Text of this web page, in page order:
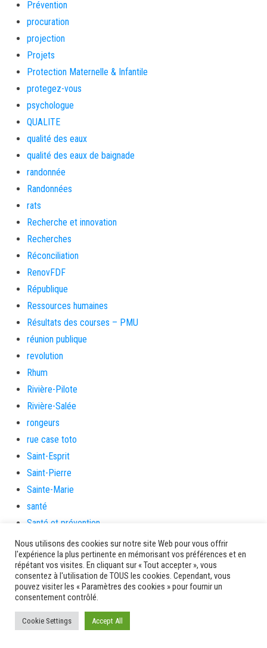
Prévention
procuration
projection
Projets
Protection Maternelle & Infantile
protegez-vous
psychologue
QUALITE
qualité des eaux
qualité des eaux de baignade
randonnée
Randonnées
rats
Recherche et innovation
Recherches
Réconciliation
RenovFDF
République
Ressources humaines
Résultats des courses – PMU
réunion publique
revolution
Rhum
Rivière-Pilote
Rivière-Salée
rongeurs
rue case toto
Saint-Esprit
Saint-Pierre
Sainte-Marie
santé
Santé et prévention
Saveurs artisanes
Schœlcher
Scolarité
sécurité
Service culture, sport et associations
Nous utilisons des cookies sur notre site Web pour vous offrir
l'expérience la plus pertinente en mémorisant vos préférences et en
répétant vos visites. En cliquant sur « Tout accepter », vous
consentez à l'utilisation de TOUS les cookies. Cependant, vous
pouvez visiter les « Paramètres des cookies » pour fournir un
consentement contrôlé.
Cookie Settings Accept All